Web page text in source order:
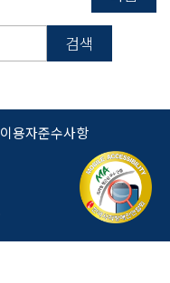
검색
이용자준수사항